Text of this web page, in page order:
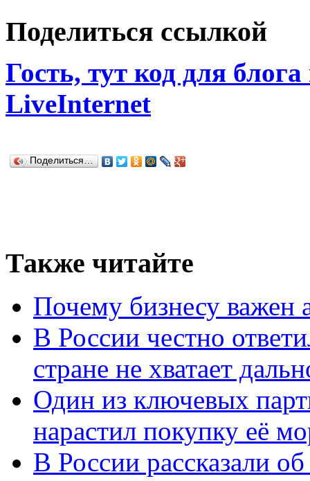
Поделиться ссылкой
Гость, тут код для
LiveInternet
Поделиться…
Также читайте
Почему бизнесу важен
В России честно
стране не хватает
Один из ключевых
нарастил покупку её
В России рассказали